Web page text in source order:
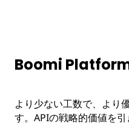
Boomi
より少ない工数で、より
す。APIの戦略的価値を